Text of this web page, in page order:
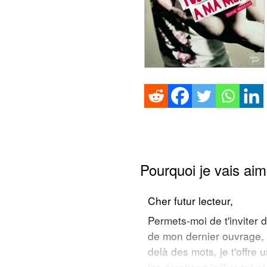
Pourquoi je vais
Cher futur lecteur,
Permets-moi de t'inviter
de mon dernier
delà des mots, je t'offre